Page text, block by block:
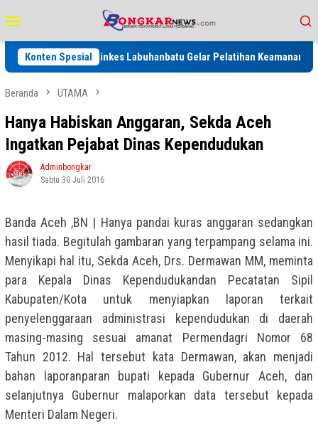
ke
kontenMobile
Konten Spesial
Dinkes Labuhanbatu Gelar Pelatihan Keamanan Pangan,
Beranda UTAMA
Hanya Habiskan Anggaran, Sekda Aceh
Ingatkan Pejabat Dinas Kependudukan
Adminbongkar
Sabtu 30 Juli 2016
Banda Aceh ,BN | Hanya pandai kuras anggaran sedangkan
hasil tiada. Begitulah gambaran yang terpampang selama ini.
Menyikapi hal itu, Sekda Aceh, Drs. Dermawan MM, meminta
para Kepala Dinas Kependudukandan Pecatatan Sipil
Kabupaten/Kota untuk menyiapkan laporan terkait
penyelenggaraan administrasi kependudukan di daerah
masing-masing sesuai amanat Permendagri Nomor 68
Tahun 2012. Hal tersebut kata Dermawan, akan menjadi
bahan laporanparan bupati kepada Gubernur Aceh, dan
selanjutnya Gubernur malaporkan data tersebut kepada
Menteri Dalam Negeri.